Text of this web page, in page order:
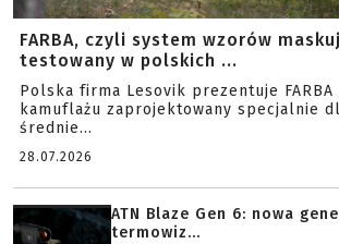
FARBA, czyli system wzorów
testowany w polskich ...
Polska firma Lesovik prezentuje FARBA
kamuflażu zaprojektowany specjalnie
średnie...
28.07.2026
ATN Blaze Gen 6: nowa
termowiz...